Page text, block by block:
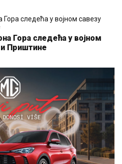
Гора следећа у војном
и Приштине